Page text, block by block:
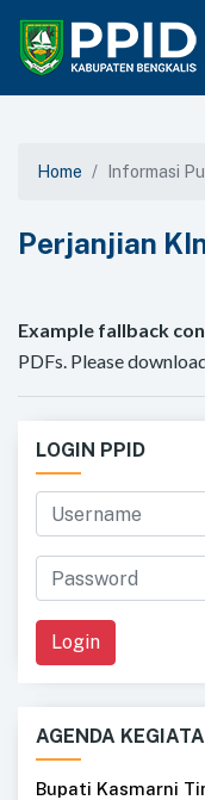
Home Informasi
Perjanjian
Example fallback
PDFs. Please
LOGIN PPID
Login
AGENDA
Bupati Kasmarni